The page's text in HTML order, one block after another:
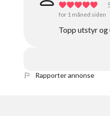
for 1 måned siden
Topp utstyr
Rapporter annonse